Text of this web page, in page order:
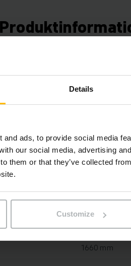
Details
ads, to provide social media
our social media, advertising
them or that they’ve collected
Customize
eine umfassende
Ja, 24 V / 80 A
2025
1660 mm